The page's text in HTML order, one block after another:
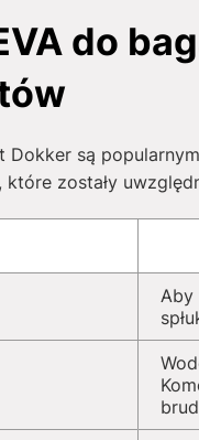
do
Dokker są
zostały
Aby
brud